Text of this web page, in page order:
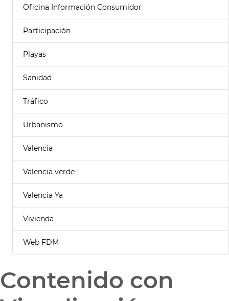
Oficina Información Consumidor
Participación
Playas
Sanidad
Tráfico
Urbanismo
Valencia
Valencia verde
Valencia Ya
Vivienda
Web FDM
Contenido con